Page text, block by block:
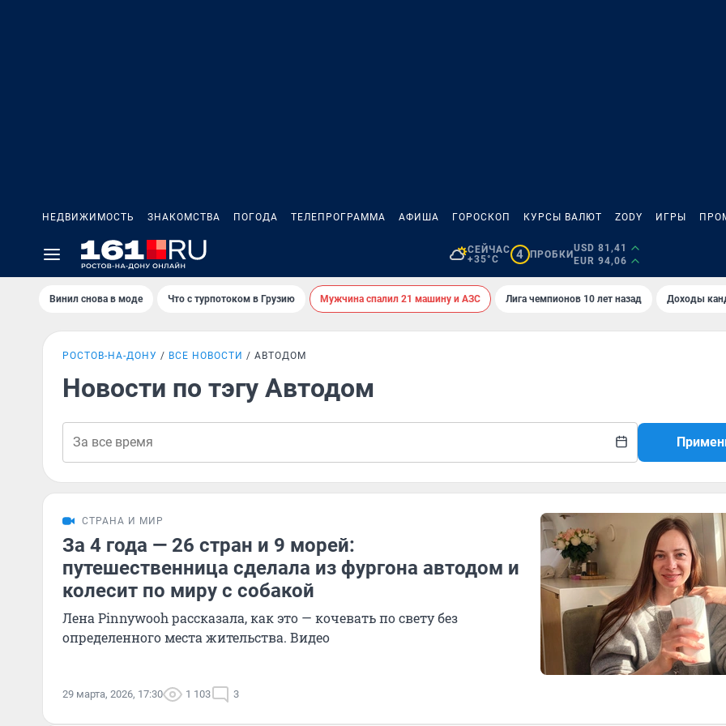
НЕДВИЖИМОСТЬ ЗНАКОМСТВА ПОГОДА ТЕЛЕПРОГРАММА АФИША ГОРОСКОП КУРСЫ ВАЛЮТ ZODY ИГРЫ
СЕЙЧАС
+35°C
4 ПРОБКИ
USD 81,41
EUR 94,06
Винил снова в моде Что с турпотоком в Грузию Мужчина спалил 21 машину и АЗС Лига чемпионов 10 лет назад Доходы
РОСТОВ-НА-ДОНУ ВСЕ НОВОСТИ АВТОДОМ
Новости по тэгу Автодом
СТРАНА И МИР
За 4 года — 26 стран и 9 морей:
путешественница сделала из фургона автодом и
колесит по миру с собакой
Лена Pinnywooh рассказала, как это — кочевать по свету без
определенного места жительства. Видео
29 марта, 2026, 17:30 1 103 3